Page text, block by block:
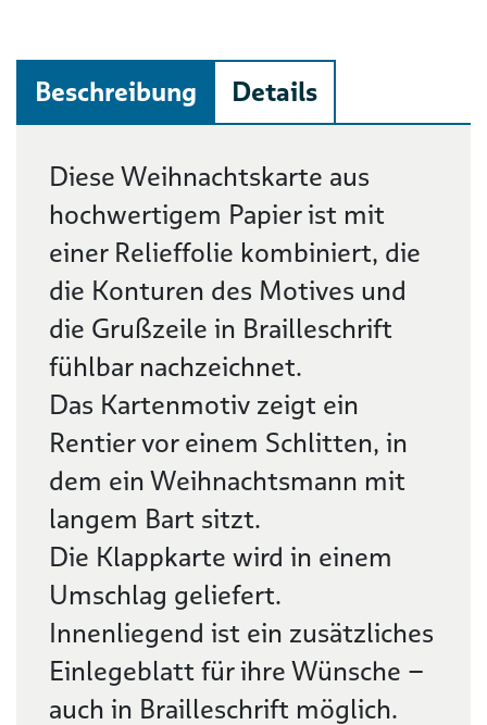
Beschreibung Details
Beschreibung
Diese Weihnachtskarte aus
hochwertigem Papier ist mit
einer Relieffolie kombiniert, die
die Konturen des Motives und
die Grußzeile in Brailleschrift
fühlbar nachzeichnet.
Das Kartenmotiv zeigt ein
Rentier vor einem Schlitten, in
dem ein Weihnachtsmann mit
langem Bart sitzt.
Die Klappkarte wird in einem
Umschlag geliefert.
Innenliegend ist ein zusätzliches
Einlegeblatt für ihre Wünsche –
auch in Brailleschrift möglich.